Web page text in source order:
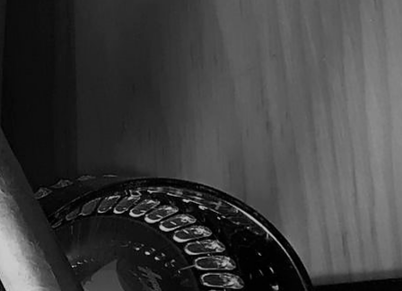
Don Pepin Vintage Corona Gorda –
Caja C/20 Puros
5,900